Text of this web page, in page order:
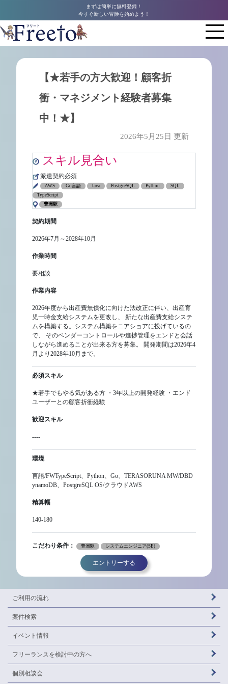
まずは簡単に無料登録！
今すぐ新しい冒険を始めよう！
【★若手の方大歓迎！顧客折
衝・マネジメント経験者募集
中！★】
2026年5月25日 更新
スキル見合い
派遣契約必須
AWS Go言語 Java PostgreSQL Python
SQL
TypeScript
豊洲駅
契約期間
2026年7月～2028年10月
作業時間
要相談
作業内容
2026年度から出産費無償化に向けた法改正に伴い、出産育
児一時金支給システムを更改し、 新たな出産費支給システ
ムを構築する。システム構築をニアショアに投げているの
で、 そのベンダーコントロールや進捗管理をエンドと会話
しながら進めることが出来る方を募集。 開発期間は2026年4
月より2028年10月まで。
必須スキル
★若手でもやる気がある方 ・3年以上の開発経験 ・エンド
ユーザーとの顧客折衝経験
歓迎スキル
----
環境
言語/FWTypeScript、Python、Go、TERASORUNA MW/DBD
ynamoDB、PostgreSQL OS/クラウドAWS
精算幅
140-180
こだわり条件： 豊洲駅 システムエンジニア(SE)
エントリーする
ご利用の流れ
案件検索
イベント情報
フリーランスを検討中の方へ
個別相談会